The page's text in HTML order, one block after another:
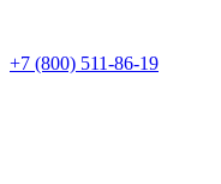
+7 (800) 511-86-19